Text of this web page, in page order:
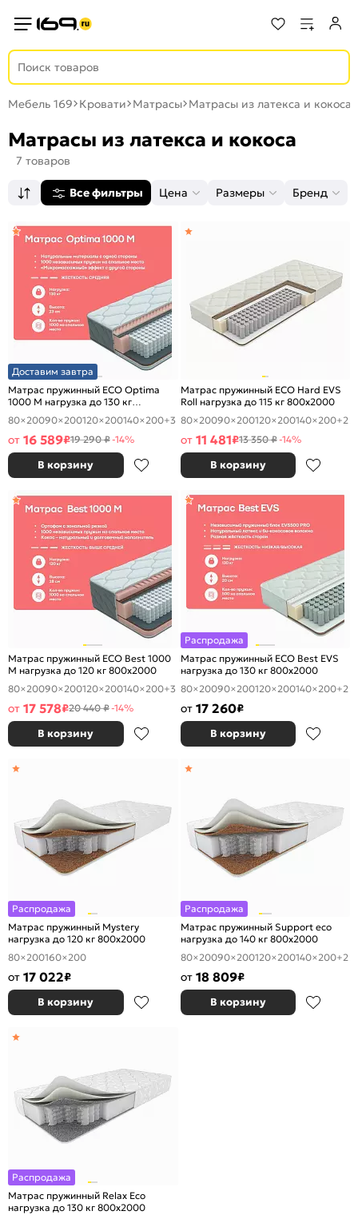
Мебель 169 Кровати Матрасы Матрасы из латекса и кокоса
Матрасы из латекса и кокоса
7 товаров
Все фильтры Цена Размеры Бренд
Доставим завтра
Матрас пружинный ECO Optima
1000 M нагрузка до 130 кг
800x2000
80×20090×200120×200140×200+3
от 16 589₽19 290 ₽-14%
В корзину
Матрас пружинный ECO Hard EVS
Roll нагрузка до 115 кг 800x2000
80×20090×200120×200140×200+2
от 11 481₽13 350 ₽-14%
В корзину
Матрас пружинный ECO Best 1000
M нагрузка до 120 кг 800x2000
80×20090×200120×200140×200+3
от 17 578₽20 440 ₽-14%
В корзину
Распродажа
Матрас пружинный ECO Best EVS
нагрузка до 130 кг 800x2000
80×20090×200120×200140×200+2
от 17 260₽
В корзину
Распродажа
Матрас пружинный Mystery
нагрузка до 120 кг 800x2000
80×200160×200
от 17 022₽
В корзину
Распродажа
Матрас пружинный Support eco
нагрузка до 140 кг 800x2000
80×20090×200120×200140×200+2
от 18 809₽
В корзину
Распродажа
Матрас пружинный Relax Eco
нагрузка до 130 кг 800x2000